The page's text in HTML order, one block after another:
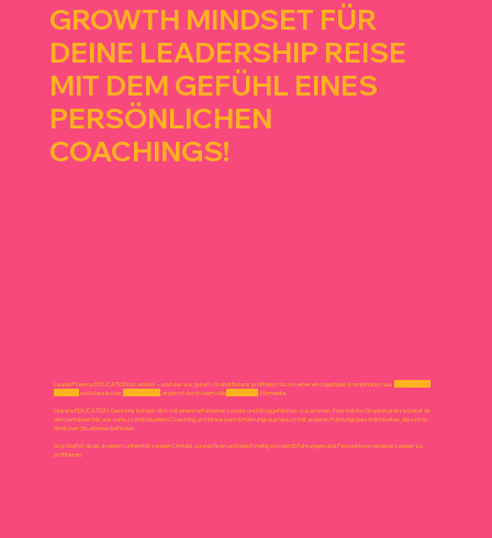
LeaderFluence EDUCATION ist anders – und das aus gutem Grund! Bei uns profitierst du von einer einzigartigen Kombination aus
und klassischer , ergänzt durch wertvolleNetworking -Momente.
Unsere EDUCATION-Sessions bringen dich mit einem erfahrenen Leader und Weggefährten zusammen. Persönliche Gruppengrösse bietet dir
den perfekten Mix aus nahezu individuellem Coaching und intensivem Erfahrungsaustausch mit anderen Führungspersönlichkeiten, die sich in
ähnlichen Situationen befinden.
So schaffst du es, in einem unterstützenden Umfeld zu wachsen und gleichzeitig von den Erfahrungen und Perspektiven anderer Leader zu
profitieren.
GROWTH MINDSET FÜR
DEINE LEADERSHIP REISE
MIT DEM GEFÜHL EINES
PERSÖNLICHEN
COACHINGS!